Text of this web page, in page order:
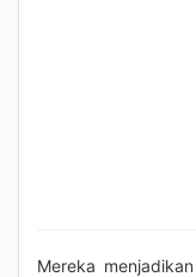
Mereka